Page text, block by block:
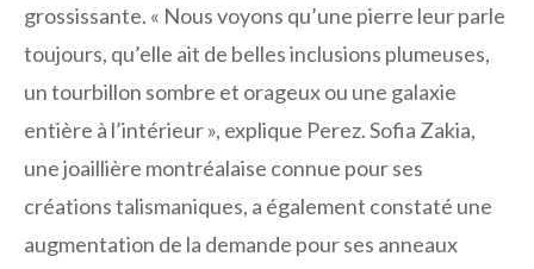
grossissante. « Nous voyons qu’une pierre leur parle
toujours, qu’elle ait de belles inclusions plumeuses,
un tourbillon sombre et orageux ou une galaxie
entière à l’intérieur », explique Perez. Sofia Zakia,
une joaillière montréalaise connue pour ses
créations talismaniques, a également constaté une
augmentation de la demande pour ses anneaux